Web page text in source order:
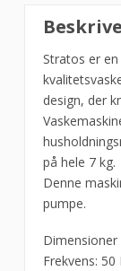
Stratos er
design, der
på hele 7 kg.
Denne
pumpe.
Dimensioner
Frekvens: 50